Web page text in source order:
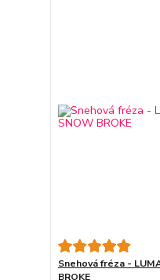
Snehová fréza -
BROKE